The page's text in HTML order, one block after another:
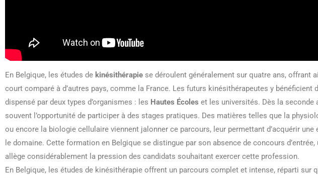
En Belgique, les études de kinésithérapie se déroulent généralement sur quatre ans, offrant
court comparé à d’autres pays, comme la France. Les futurs kinésithérapeutes y bénéficient
dispensé par deux types d’organismes : les Hautes Écoles et les universités. Dès la seconde
souvent l’opportunité de participer à des stages pratiques. Des matières telles que la
ou encore la biologie cellulaire viennent jalonner ce parcours, leur permettant d’acquérir une
le domaine. Cette formation en Belgique se distingue par son absence de concours
allège considérablement la pression des candidats souhaitant exercer cette profession.
En Belgique, les études de kinésithérapie offrent un parcours complet et intense, réparti sur